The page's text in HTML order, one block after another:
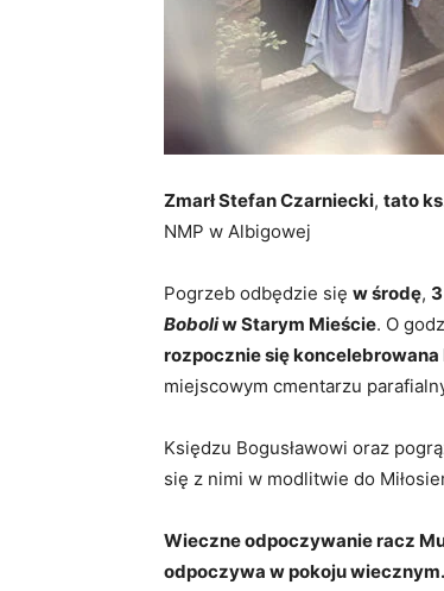
Zmarł Stefan Czarniecki, tato
NMP w Albigowej
Pogrzeb odbędzie się w środę,
Boboliw Starym Mieście. O
rozpocznie się
miejscowym cmentarzu
Księdzu Bogusławowi oraz
się z nimi w modlitwie do
Wieczne odpoczywanie racz
odpoczywa w pokoju